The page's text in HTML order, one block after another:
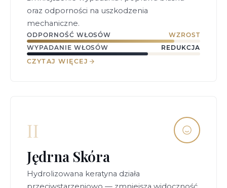
oraz odporności na uszkodzenia
mechaniczne.
ODPORNOŚĆ WŁOSÓW
WZROST
WYPADANIE WŁOSÓW
REDUKCJA
CZYTAJ WIĘCEJ
II
Jędrna Skóra
Hydrolizowana keratyna działa